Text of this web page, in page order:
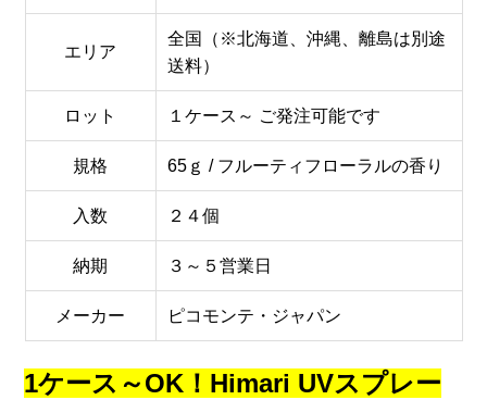
エリア
全国（※北海道、沖縄、離島は別途
送料）
ロット １ケース～ ご発注可能です
規格 65ｇ / フルーティフローラルの香り
入数 ２４個
納期 ３～５営業日
メーカー ピコモンテ・ジャパン
1ケース～OK！Himari UVスプレー